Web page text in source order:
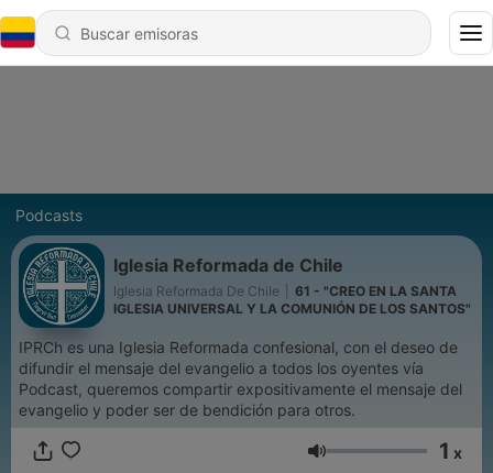
Podcasts
Iglesia Reformada de Chile
Iglesia Reformada De Chile
61 - "CREO EN LA SANTA
IGLESIA UNIVERSAL Y LA COMUNIÓN DE LOS SANTOS"
IPRCh es una Iglesia Reformada confesional, con el deseo de
difundir el mensaje del evangelio a todos los oyentes vía
Podcast, queremos compartir expositivamente el mensaje del
evangelio y poder ser de bendición para otros.
Volumen 1 x